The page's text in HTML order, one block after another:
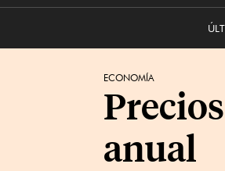
ECONOMÍA
anual